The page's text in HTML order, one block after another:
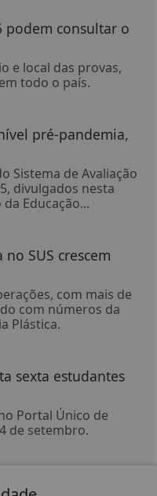
podem consultar o
e local das provas,
todo o país.
pré-pandemia,
Sistema de Avaliação
divulgados nesta
Educação...
SUS crescem
com mais de
com números da
Plástica.
sexta estudantes
Portal Único de
de setembro.